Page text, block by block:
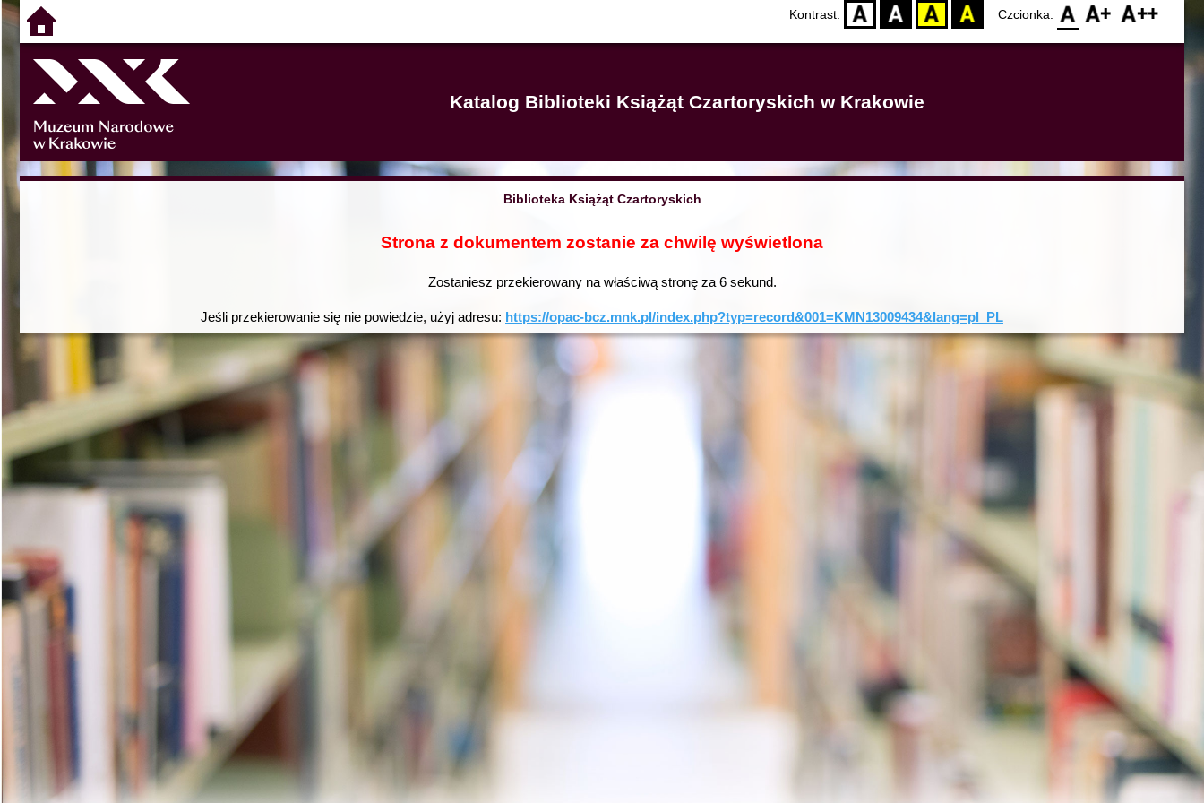
Kontrast: D BW YB BY Czcionka: F0 F1 F2
Katalog Biblioteki Książąt Czartoryskich w Krakowie
Biblioteka Książąt Czartoryskich
Strona z dokumentem zostanie za chwilę wyświetlona
Zostaniesz przekierowany na właściwą stronę za 6sekund.
Jeśli przekierowanie się nie powiedzie, użyj adresu: https://opac-bcz.mnk.pl/index.php?typ=record&001=KMN13009434&lang=pl_PL